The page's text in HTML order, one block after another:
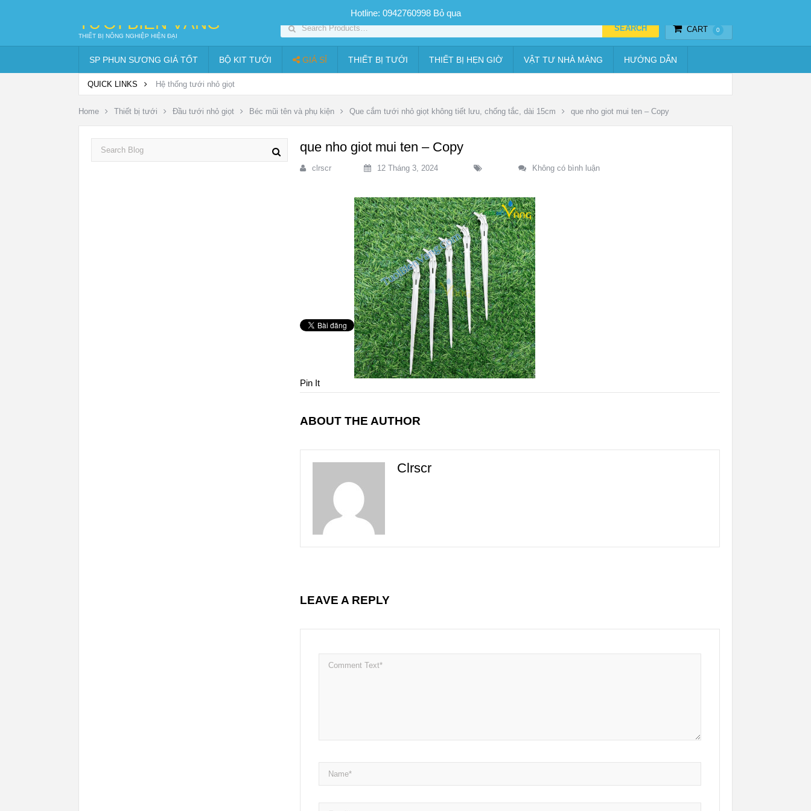
SP PHUN SƯƠNG GIÁ TỐT Bộ KIT tưới
TƯỚI BIỂN VÀNG
THIẾT BỊ NÔNG NGHIỆP HIỆN ĐẠI
CART 0
SP PHUN SƯƠNG GIÁ TỐT BỘ KIT TƯỚI GIÁ SỈ THIẾT BỊ TƯỚI THIẾT BỊ HẸN GIỜ VẬT TƯ NHÀ MÀNG HƯỚNG DẪN
QUICK LINKS Hệ thống tưới nhỏ giọt
Home Thiết bị tưới Đầu tưới nhỏ giọt Béc mũi tên và phụ kiện Que cắm tưới nhỏ giọt không tiết lưu, chống tắc, dài 15cm que nho giot mui ten – Copy
que nho giot mui ten – Copy
clrscr 12 Tháng 3, 2024 Không có bình luận
Pin It
ABOUT THE AUTHOR
Clrscr
LEAVE A REPLY
Hotline: 0942760998 Bỏ qua